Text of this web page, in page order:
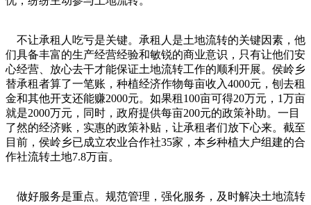
不让承租人吃亏是关键。承租人是土地流转的关键因素，他
们具备丰富的生产经营经验和敏锐的商业意识，只有让他们安
心经营、放心去干才能保证土地流转工作的顺利开展。侯岭乡
替承租者算了一笔账，种植经济作物每亩收入4000元，刨去租
金和其他开支还能赚2000元。如果租100亩可得20万元，1万亩
就是2000万元，同时，政府提供每亩200元的政策补助。一目
了然的经济账，实惠的政策补贴，让承租者们放下心来。截至
目前，侯岭乡已成立农业合作社35家，本乡种植大户组建的合
作社流转土地7.8万亩。
做好服务是重点。规范管理，强化服务，及时解决土地流转